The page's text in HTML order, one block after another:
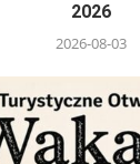
2026
2026-08-03